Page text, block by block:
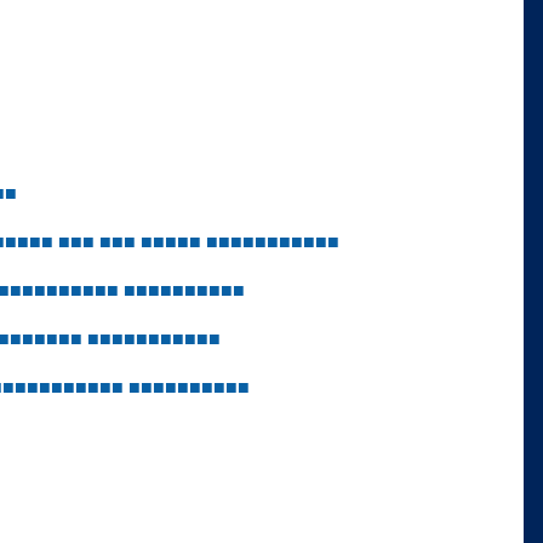
■
■■■■ ■■■ ■■■ ■■■■■ ■■■■■■■■■■■
■■■■■■■■■■ ■■■■■■■■■■
■■■■■■■ ■■■■■■■■■■■
■■■■■■■■■■ ■■■■■■■■■■